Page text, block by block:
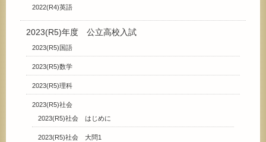
2022(R4)英語
2023(R5)年度 公立高校入試
2023(R5)国語
2023(R5)数学
2023(R5)理科
2023(R5)社会
2023(R5)社会 はじめに
2023(R5)社会 大問1